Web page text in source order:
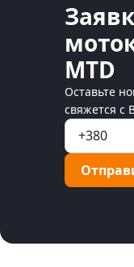
MTD
Оставьте
свяжется с